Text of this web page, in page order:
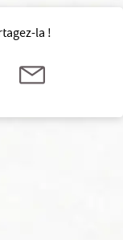
la !